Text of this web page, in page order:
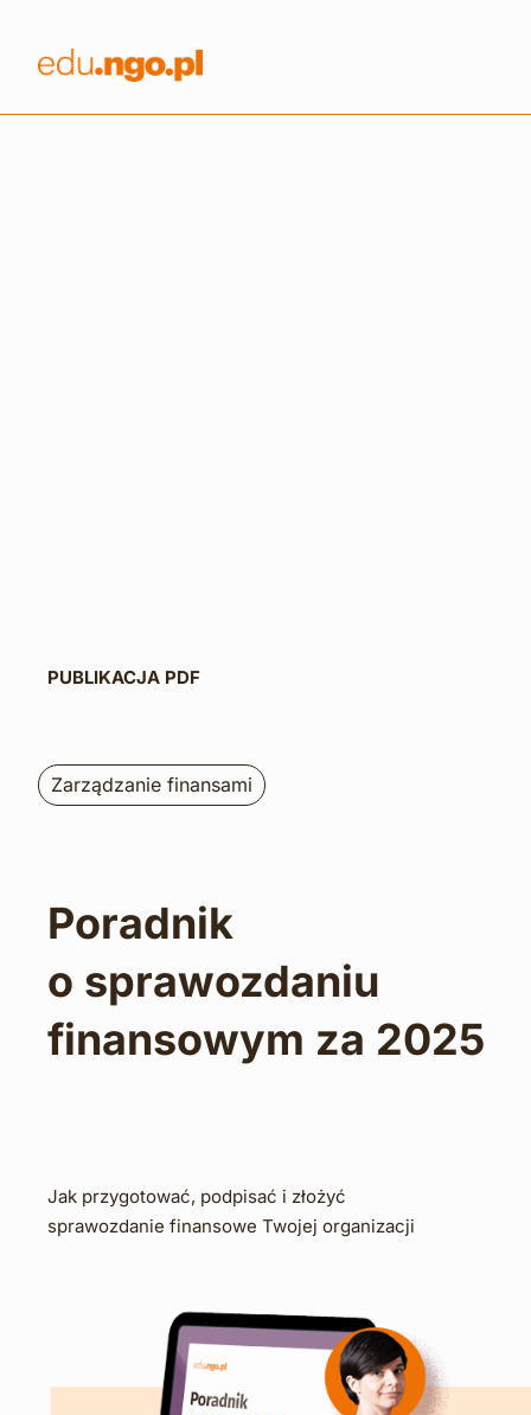
PUBLIKACJA PDF
Zarządzanie finansami
Poradnik
o sprawozdaniu
finansowym za 2025
Jak przygotować, podpisać i złożyć
sprawozdanie finansowe Twojej organizacji